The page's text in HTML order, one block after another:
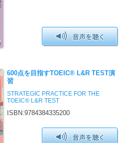
600点を目指すTOEIC® L&R TEST演
習
STRATEGIC PRACTICE FOR THE
TOEIC® L&R TEST
ISBN:9784384335200